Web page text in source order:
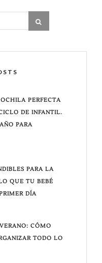
PERFECTA
DE INFANTIL.
PARA
PARA LA
QUE TU BEBÉ
DÍA
CÓMO
TODO LO